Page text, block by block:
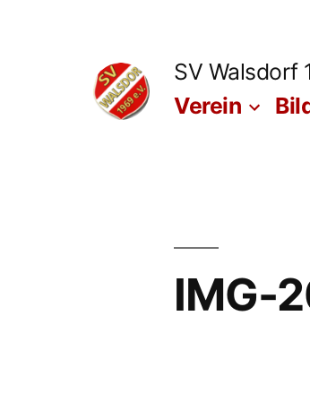
SV Walsdorf
Verein
IMG-